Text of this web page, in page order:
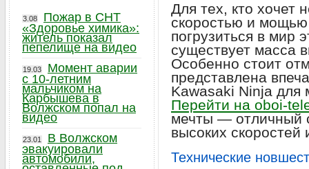
Для тех, кто хочет
скоростью и
погрузиться в мир
существует масса
Особенно стоит
представлена
Kawasaki Ninja для
Перейти на oboi-
мечты — отличный
высоких
Технические
3.08
Пожар в СНТ
«Здоровье химика»:
житель показал
пепелище на видео
19.03
Момент аварии
с 10-летним
мальчиком на
Карбышева в
Волжском попал на
видео
23.01
В Волжском
эвакуировали
автомобили,